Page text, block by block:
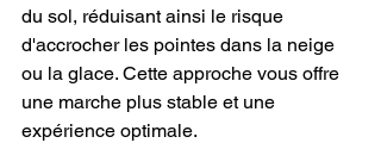
du sol, réduisant ainsi le risque
d'accrocher les pointes dans la neige
ou la glace. Cette approche vous offre
une marche plus stable et une
expérience optimale.